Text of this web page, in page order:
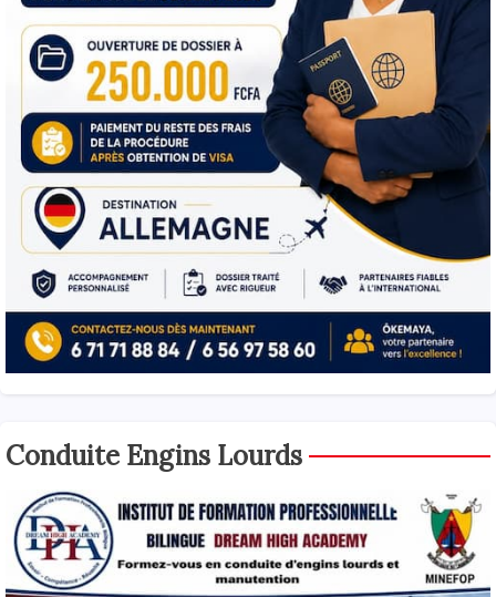
Conduite Engins Lourds